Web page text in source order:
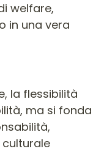
welfare,
in una vera
la flessibilità
ma si fonda